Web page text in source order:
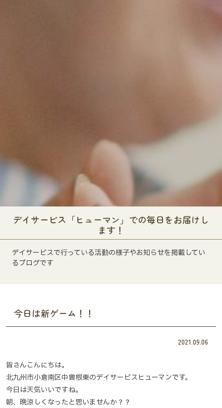
デイサービス「ヒューマン」での毎日をお届けし
ます！
デイサービスで行っている活動の様子やお知らせを掲載してい
るブログです
今日は新ゲーム！！
2021.09.06
皆さんこんにちは。
北九州市小倉南区中曽根東のデイサービスヒューマンです。
今日は天気いいですね。
朝、晩涼しくなったと思いませんか？？